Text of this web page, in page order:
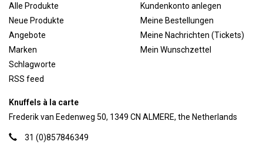
Alle Produkte
Neue Produkte
Angebote
Marken
Schlagworte
RSS feed
Kundenkonto anlegen
Meine Bestellungen
Meine Nachrichten (Tickets)
Mein Wunschzettel
Knuffels à la carte
Frederik van Eedenweg 50, 1349 CN ALMERE, the Netherlands
31 (0)857846349